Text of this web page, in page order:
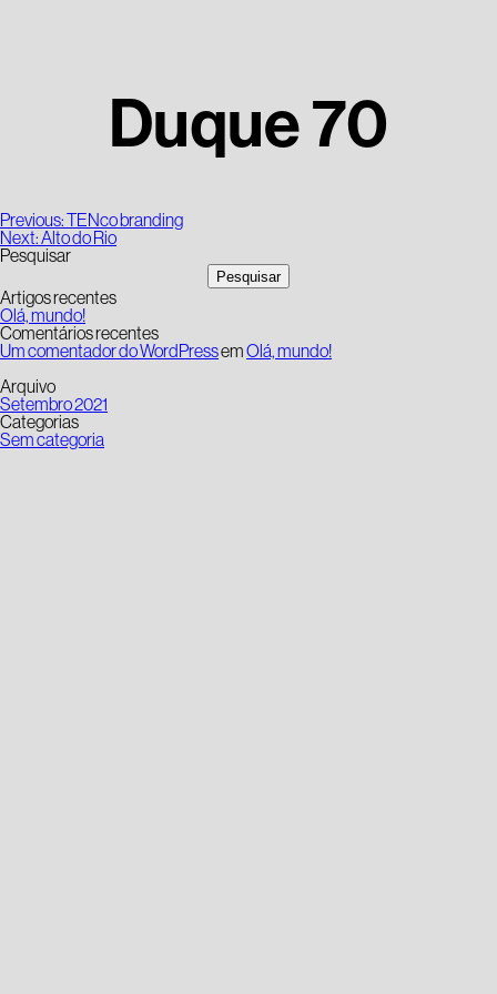
Duque 70
Navegação
de
artigos
Previous:TENco branding
Next:Alto do Rio
Pesquisar
Pesquisar
Artigos recentes
Olá, mundo!
Comentários recentes
Um comentador do WordPressemOlá, mundo!
Arquivo
Setembro 2021
Categorias
Sem categoria